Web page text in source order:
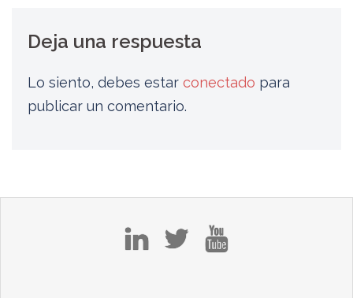
Deja una respuesta
Lo siento, debes estar conectado para
publicar un comentario.